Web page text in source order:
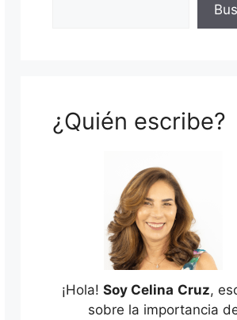
¿Quién escribe?
¡Hola! Soy Celina Cruz,
sobre la importancia